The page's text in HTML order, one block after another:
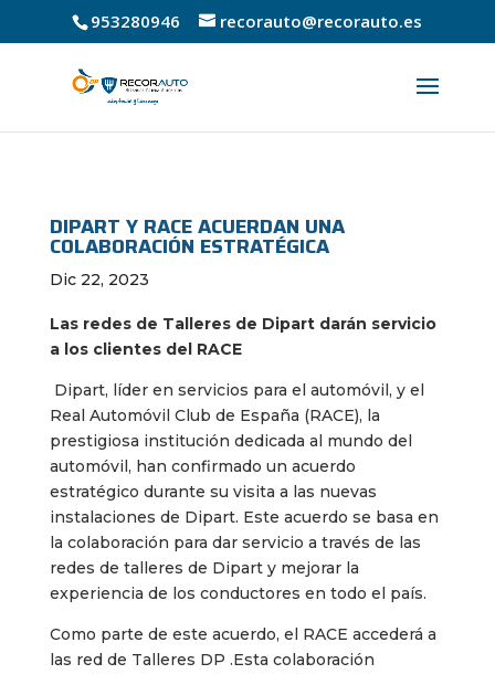
953280946 recorauto@recorauto.es
DIPART Y RACE ACUERDAN UNA
COLABORACIÓN ESTRATÉGICA
Dic 22, 2023
Las redes de Talleres de Dipart darán servicio
a los clientes del RACE
Dipart, líder en servicios para el automóvil, y el
Real Automóvil Club de España (RACE), la
prestigiosa institución dedicada al mundo del
automóvil, han confirmado un acuerdo
estratégico durante su visita a las nuevas
instalaciones de Dipart. Este acuerdo se basa en
la colaboración para dar servicio a través de las
redes de talleres de Dipart y mejorar la
experiencia de los conductores en todo el país.
Como parte de este acuerdo, el RACE accederá a
las red de Talleres DP .Esta colaboración